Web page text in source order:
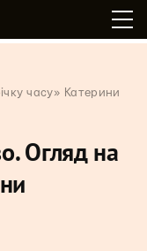
часу» Катерини
Огляд на